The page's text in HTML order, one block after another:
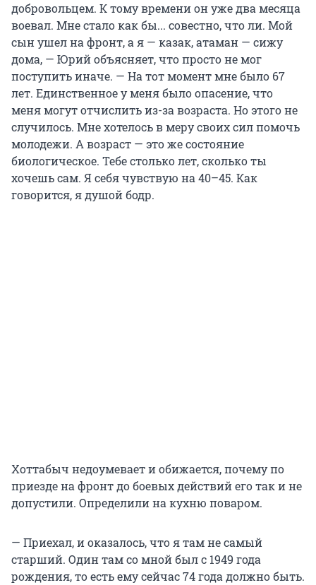
добровольцем. К тому времени он уже два месяца
воевал. Мне стало как бы... совестно, что ли. Мой
сын ушел на фронт, а я — казак, атаман — сижу
дома, — Юрий объясняет, что просто не мог
поступить иначе. — На тот момент мне было 67
лет. Единственное у меня было опасение, что
меня могут отчислить из-за возраста. Но этого не
случилось. Мне хотелось в меру своих сил помочь
молодежи. А возраст — это же состояние
биологическое. Тебе столько лет, сколько ты
хочешь сам. Я себя чувствую на 40–45. Как
говорится, я душой бодр.
Хоттабыч недоумевает и обижается, почему по
приезде на фронт до боевых действий его так и не
допустили. Определили на кухню поваром.
— Приехал, и оказалось, что я там не самый
старший. Один там со мной был с 1949 года
рождения, то есть ему сейчас 74 года должно быть.